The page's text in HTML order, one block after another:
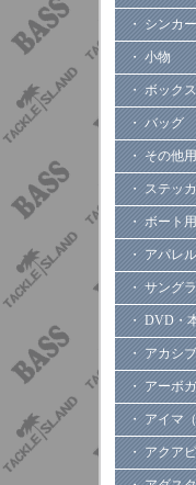
・ シンカー
・ 小物
・ ボックス
・ バッグ
・ その他
・ ステッ
・ ボート
・ アパレル
・ サング
・ DVD・
・ アカシ
・ アーボ
・ アイマ（
・ アクア